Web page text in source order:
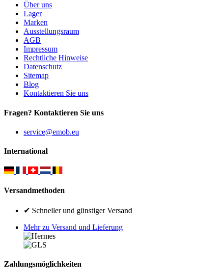
Über uns
Lager
Marken
Ausstellungsraum
AGB
Impressum
Rechtliche Hinweise
Datenschutz
Sitemap
Blog
Kontaktieren Sie uns
Fragen? Kontaktieren Sie uns
service@emob.eu
International
Versandmethoden
✔ Schneller und günstiger Versand
Mehr zu Versand und Lieferung
Zahlungsmöglichkeiten